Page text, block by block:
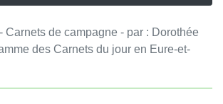
des Carnets du jour en Eure-et-